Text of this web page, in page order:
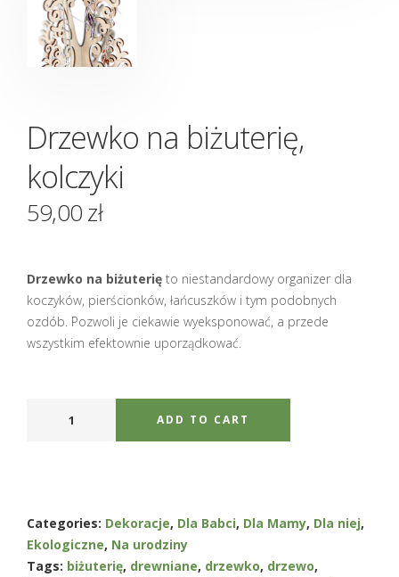
Drzewko na biżuterię,
kolczyki
59,00zł
Drzewko na biżuterię to niestandardowy organizer dla
koczyków, pierścionków, łańcuszków i tym podobnych
ozdób. Pozwoli je ciekawie wyeksponować, a przede
wszystkim efektownie uporządkować.
ADD TO CART
Categories: Dekoracje, Dla Babci, Dla Mamy, Dla niej,
Ekologiczne, Na urodziny
Tags: biżuterię, drewniane, drzewko, drzewo,